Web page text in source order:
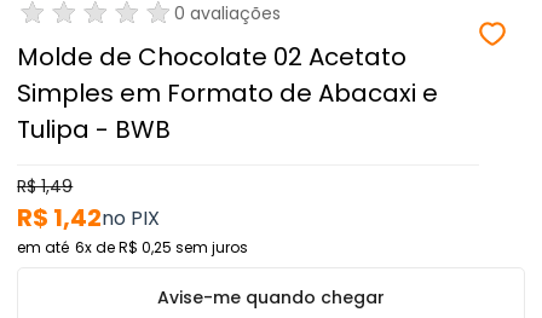
0 avaliações
Molde de Chocolate 02 Acetato
Simples em Formato de Abacaxi e
Tulipa - BWB
R$ 1,42
R$ 1,49
6xdeR$ 0,25 sem juros
Avise-me quando chegar